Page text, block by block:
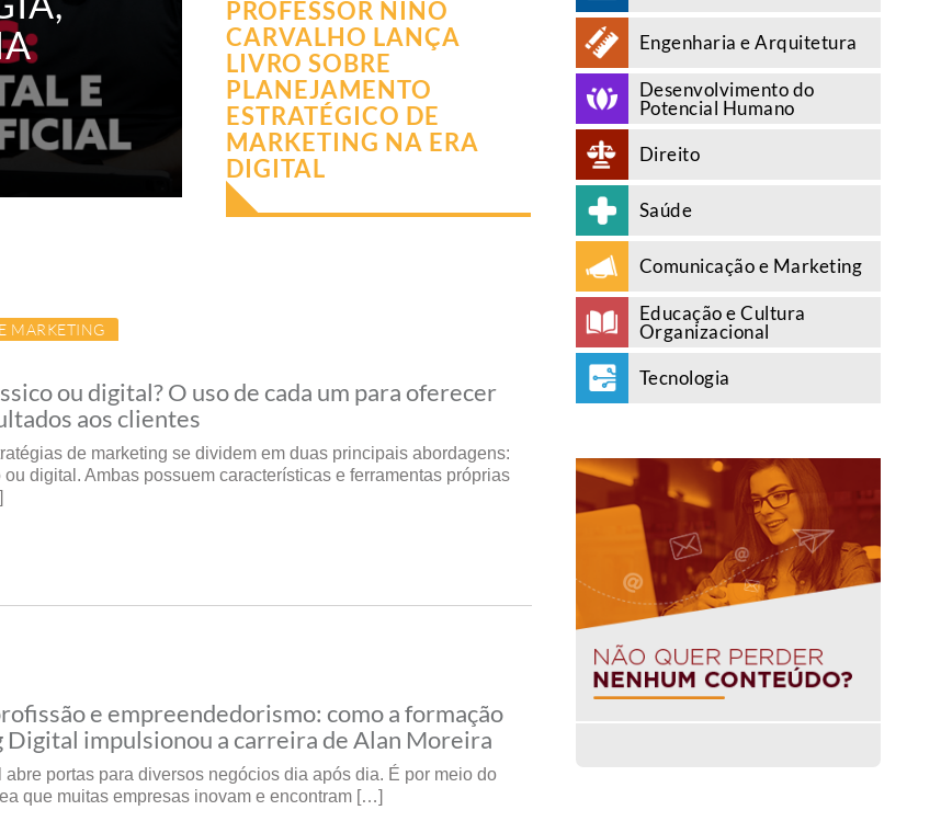
PROFESSOR NINO
CARVALHO LANÇA
LIVRO SOBRE
PLANEJAMENTO
ESTRATÉGICO DE
MARKETING NA ERA
DIGITAL
MARKETING
ou digital? O uso de cada um para oferecer
aos clientes
de marketing se dividem em duas principais abordagens:
digital. Ambas possuem características e ferramentas próprias
e empreendedorismo: como a formação
Digital impulsionou a carreira de Alan Moreira
abre portas para diversos negócios dia após dia. É por meio do
que muitas empresas inovam e encontram […]
Engenharia e Arquitetura
Desenvolvimento do
Potencial Humano
Direito
Saúde
Comunicação e Marketing
Educação e Cultura
Organizacional
Tecnologia